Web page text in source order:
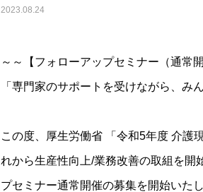
2023.08.24
～～【フォローアップセミナー（通常
「専門家のサポートを受けながら、み
この度、厚生労働省 「令和5年度 介護
れから生産性向上/業務改善の取組を開
プセミナー通常開催の募集を開始いた